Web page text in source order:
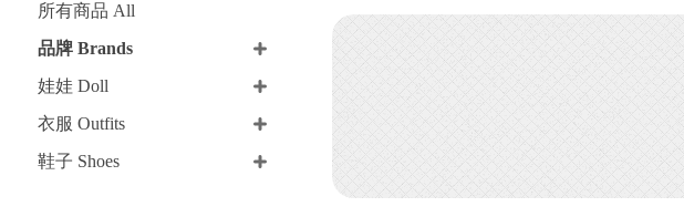
所有商品 All
品牌 Brands
娃娃 Doll
衣服 Outfits
鞋子 Shoes